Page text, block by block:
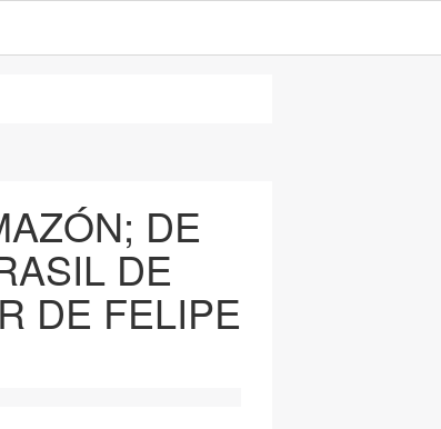
DE
DE
DE FELIPE